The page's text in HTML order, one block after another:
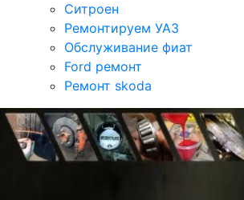
Ситроен
Ремонтируем УАЗ
Обслуживание фиат
Ford ремонт
Ремонт skoda